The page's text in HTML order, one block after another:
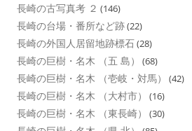
長崎の古写真考 ２ (146)
長崎の台場・番所など跡(22)
長崎の外国人居留地跡標石(28)
長崎の巨樹・名木 （五 島） (68)
長崎の巨樹・名木 （壱岐・対馬） (42)
長崎の巨樹・名木 （大村市） (16)
長崎の巨樹・名木 （東長崎） (30)